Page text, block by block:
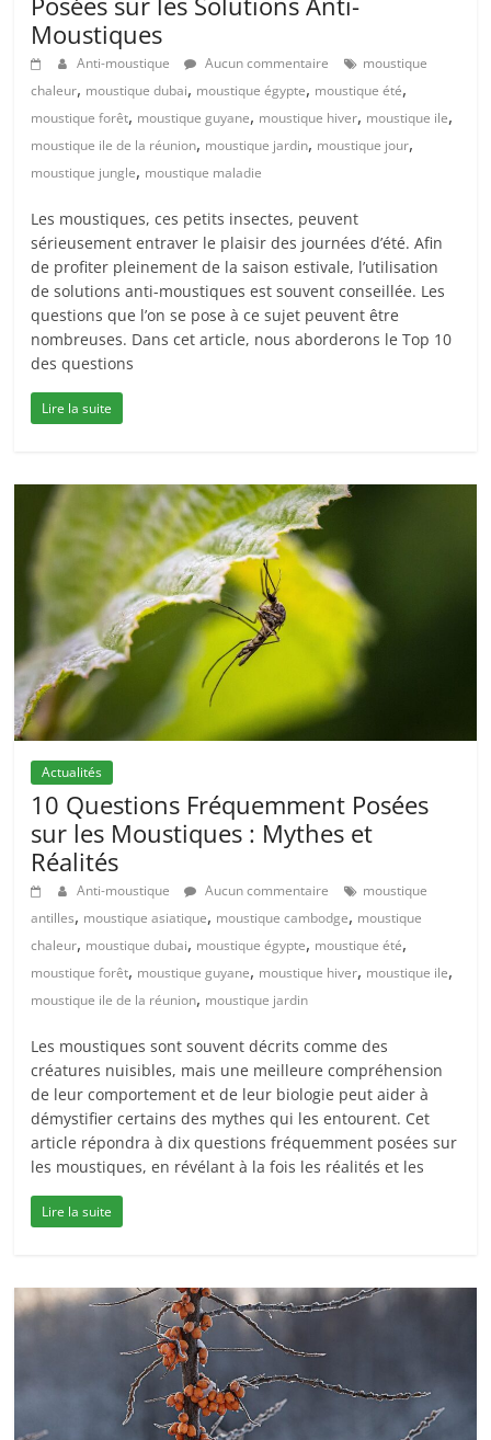
Moustiques
Anti-moustique Aucun commentaire
moustique
chaleur, moustique dubai, moustique égypte, moustique été,
moustique forêt, moustique guyane, moustique hiver, moustique ile,
moustique ile de la réunion, moustique jardin, moustique jour,
moustique jungle, moustique maladie
Les moustiques, ces petits insectes, peuvent
sérieusement entraver le plaisir des journées d’été. Afin
de profiter pleinement de la saison estivale, l’utilisation
de solutions anti-moustiques est souvent conseillée. Les
questions que l’on se pose à ce sujet peuvent être
nombreuses. Dans cet article, nous aborderons le Top 10
des questions
Lire la suite
Actualités
10 Questions Fréquemment Posées
sur les Moustiques : Mythes et
Réalités
Anti-moustique Aucun commentaire
moustique
antilles, moustique asiatique, moustique cambodge, moustique
chaleur, moustique dubai, moustique égypte, moustique été,
moustique forêt, moustique guyane, moustique hiver, moustique ile,
moustique ile de la réunion, moustique jardin
Les moustiques sont souvent décrits comme des
créatures nuisibles, mais une meilleure compréhension
de leur comportement et de leur biologie peut aider à
démystifier certains des mythes qui les entourent. Cet
article répondra à dix questions fréquemment posées sur
les moustiques, en révélant à la fois les réalités et les
Lire la suite